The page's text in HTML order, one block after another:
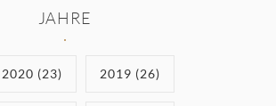
JAHRE
2020 (23) 2019 (26)